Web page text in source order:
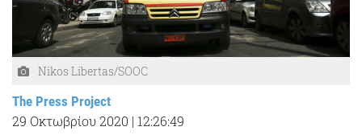
Nikos Libertas/SOOC
The Press Project
29 Οκτωβρίου 2020 | 12:26:49